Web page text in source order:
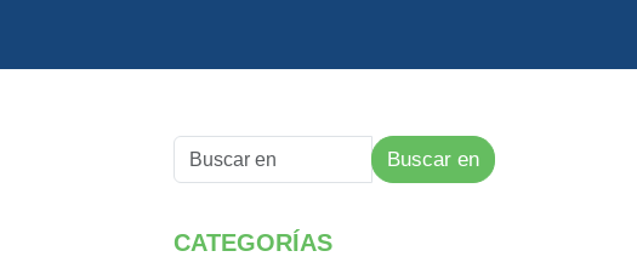
Buscar en
CATEGORÍAS